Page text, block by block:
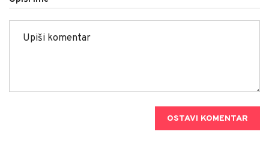
OSTAVI KOMENTAR